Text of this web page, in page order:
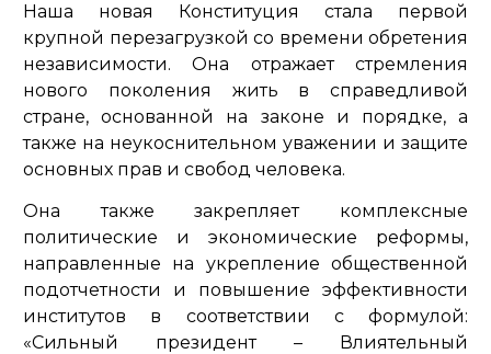
Наша новая Конституция стала первой
крупной перезагрузкой со времени обретения
независимости. Она отражает стремления
нового поколения жить в справедливой
стране, основанной на законе и порядке, а
также на неукоснительном уважении и защите
основных прав и свобод человека.
Она также закрепляет комплексные
политические и экономические реформы,
направленные на укрепление общественной
подотчетности и повышение эффективности
институтов в соответствии с формулой:
«Сильный президент – Влиятельный